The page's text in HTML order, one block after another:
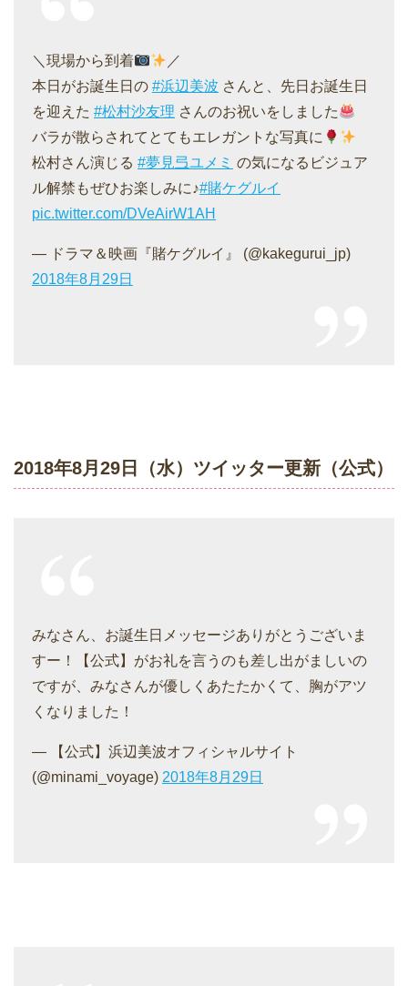
＼現場から到着
／
本日がお誕生日の #浜辺美波 さんと、先日お誕生日
を迎えた #松村沙友理 さんのお祝いをしました
バラが散らされてとてもエレガントな写真に
松村さん演じる #夢見弖ユメミ の気になるビジュア
ル解禁もぜひお楽しみに♪#賭ケグルイ
pic.twitter.com/DVeAirW1AH
— ドラマ＆映画『賭ケグルイ』 (@kakegurui_jp)
2018年8月29日
2018年8月29日（水）ツイッター更新（公式）
みなさん、お誕生日メッセージありがとうございま
すー！【公式】がお礼を言うのも差し出がましいの
ですが、みなさんが優しくあたたかくて、胸がアツ
くなりました！
— 【公式】浜辺美波オフィシャルサイト
(@minami_voyage) 2018年8月29日